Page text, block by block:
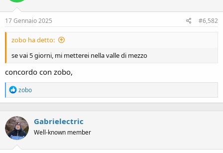
17 Gennaio 2025 #6,582
zobo ha detto:
se vai 5 giorni, mi metterei nella valle di mezzo
concordo con zobo,
R
e
a
t
i
o
n
zobo
Gabrielectric
Well-known member